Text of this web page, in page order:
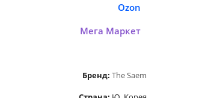
Ozon
Мега Маркет
Бренд: The Saem